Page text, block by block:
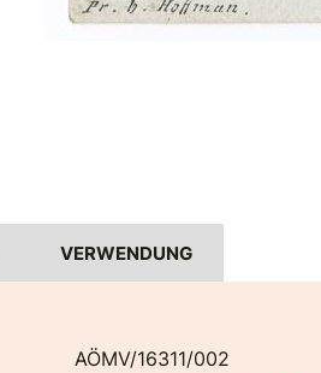
VERWENDUNG
AÖMV/16311/002